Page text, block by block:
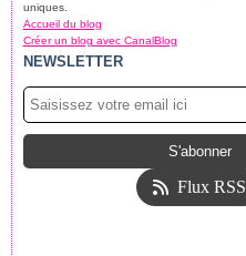
uniques.
Accueil du blog
Créer un blog avec CanalBlog
NEWSLETTER
Flux RSS